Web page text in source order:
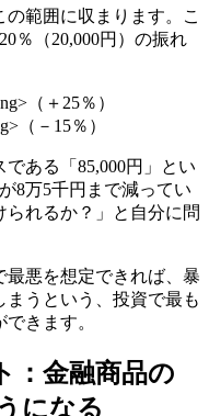
範囲に収まります。こ
％（20,000円）の振れ
（＋25％）
（－15％）
ある「85,000円」とい
8万5千円まで減ってい
れるか？」と自分に問
最悪を想定できれば、暴
うという、投資で最も
きます。
：金融商品の
になる